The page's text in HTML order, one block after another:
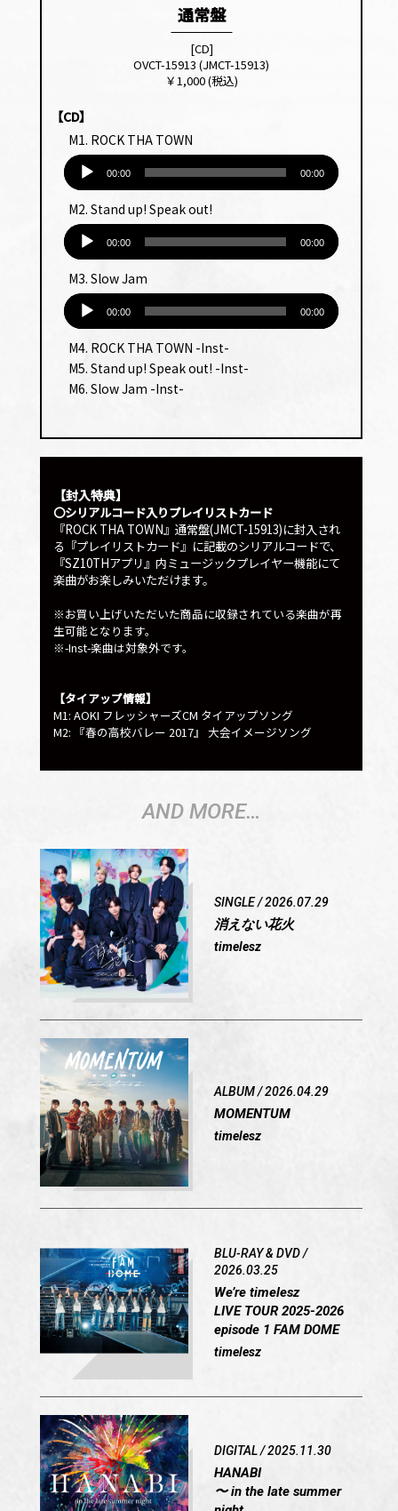
通常盤
[CD]
OVCT-15913 (JMCT-15913)
￥1,000 (税込)
【CD】
M1. ROCK THA TOWN
レー
ヤー
00:00 00:00
M2. Stand up! Speak out!
レー
ヤー
00:00 00:00
M3. Slow Jam
レー
ヤー
00:00 00:00
M4. ROCK THA TOWN -Inst-
M5. Stand up! Speak out! -Inst-
M6. Slow Jam -Inst-
【封入特典】
〇シリアルコード入りプレイリストカード
『ROCK THA TOWN』通常盤(JMCT-15913)に封入され
る『プレイリストカード』に記載のシリアルコードで、
『SZ10THアプリ』内ミュージックプレイヤー機能にて
楽曲がお楽しみいただけます。
※お買い上げいただいた商品に収録されている楽曲が再
生可能となります。
※-Inst-楽曲は対象外です。
【タイアップ情報】
M1: AOKI フレッシャーズCM タイアップソング
M2: 『春の高校バレー 2017』 大会イメージソング
AND MORE…
SINGLE / 2026.07.29
消えない花火
timelesz
ALBUM / 2026.04.29
MOMENTUM
timelesz
BLU-RAY & DVD /
2026.03.25
We’re timelesz
LIVE TOUR 2025-2026
episode 1 FAM DOME
timelesz
DIGITAL / 2025.11.30
HANABI
〜 in the late summer